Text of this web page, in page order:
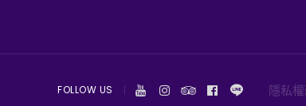
FOLLOW US 隱私